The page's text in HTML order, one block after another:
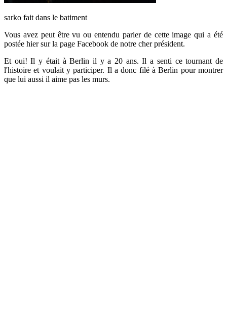
sarko fait dans le batiment
Vous avez peut être vu ou entendu parler de cette image qui a été
postée hier sur la page Facebook de notre cher président.
Et oui! Il y était à Berlin il y a 20 ans. Il a senti ce tournant de
l'histoire et voulait y participer. Il a donc filé à Berlin pour montrer
que lui aussi il aime pas les murs.